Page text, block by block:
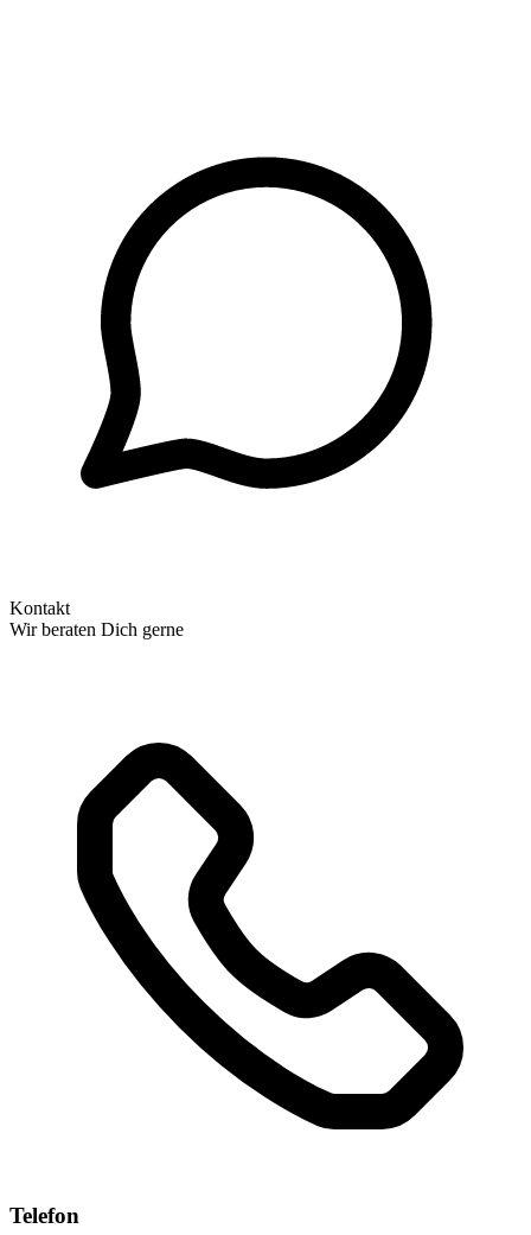
Kontakt
Wir beraten Dich gerne
Telefon